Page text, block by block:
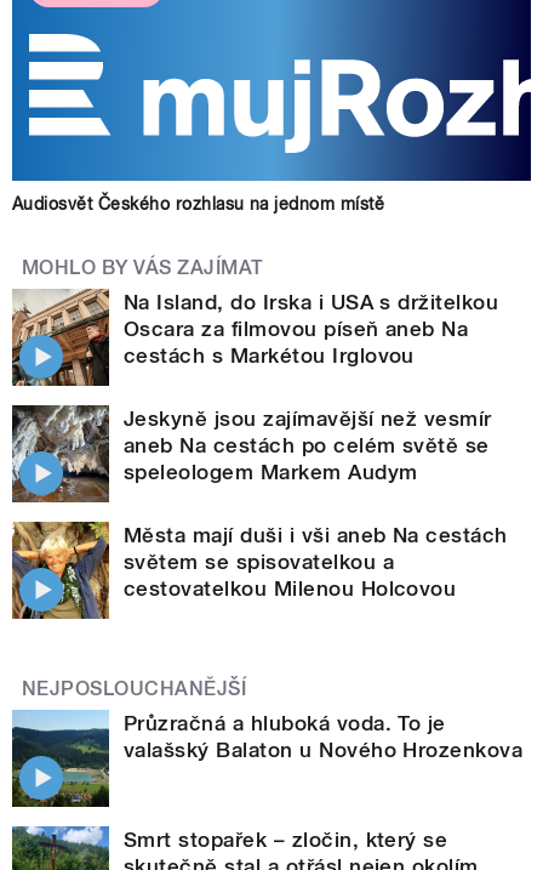
Audiosvět Českého rozhlasu na jednom místě
MOHLO BY VÁS ZAJÍMAT
Na Island, do Irska i USA s držitelkou
Oscara za filmovou píseň aneb Na
cestách s Markétou Irglovou
Jeskyně jsou zajímavější než vesmír
aneb Na cestách po celém světě se
speleologem Markem Audym
Města mají duši i vši aneb Na cestách
světem se spisovatelkou a
cestovatelkou Milenou Holcovou
NEJPOSLOUCHANĚJŠÍ
Průzračná a hluboká voda. To je
valašský Balaton u Nového Hrozenkova
Smrt stopařek – zločin, který se